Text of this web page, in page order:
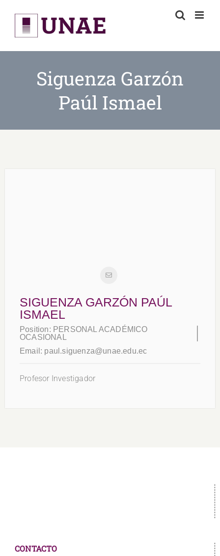
content
Siguenza Garzón
Paúl Ismael
SIGUENZA GARZÓN PAÚL
ISMAEL
Position: PERSONAL ACADÉMICO
OCASIONAL
Email: paul.siguenza@unae.edu.ec
Profesor Investigador
CONTACTO